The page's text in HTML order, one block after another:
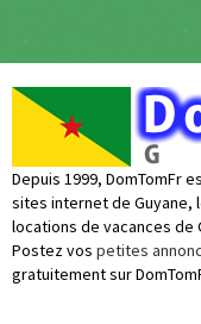
Depuis 1999, DomTomFr
sites internet de Guyane,
locations de vacances de
Postez vos petites
gratuitement sur